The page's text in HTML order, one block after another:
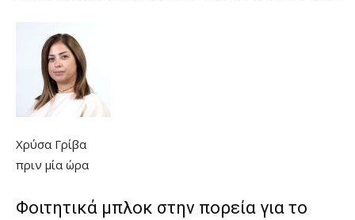
Χρύσα Γρίβα
πριν μία ώρα
Φοιτητικά μπλοκ στην πορεία για το